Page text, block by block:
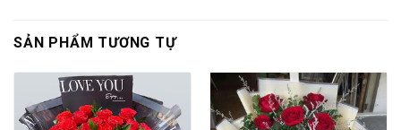
SẢN PHẨM TƯƠNG TỰ